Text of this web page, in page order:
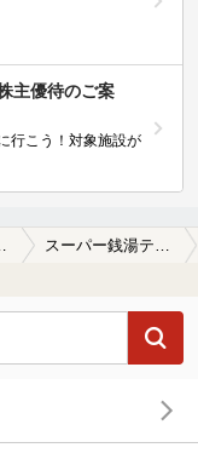
主優待のご案
行こう！対象施設が